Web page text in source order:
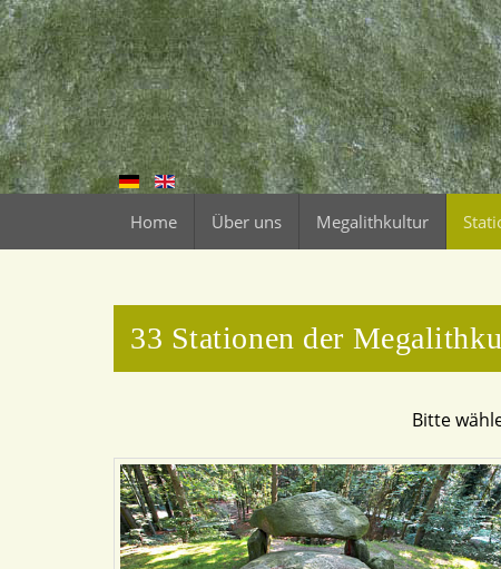
Home Über uns Megalithkultur
33 Stationen der
Bitte